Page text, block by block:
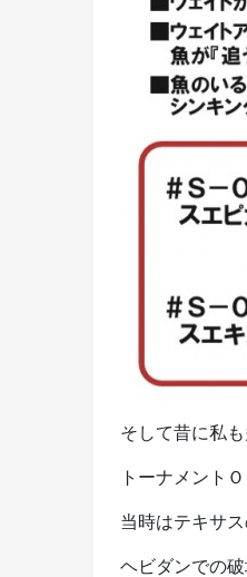
そして昔に私
トーナメント
当時はテキサ
ヘビダンでの